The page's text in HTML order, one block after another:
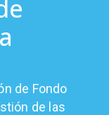
de Fondo
de las